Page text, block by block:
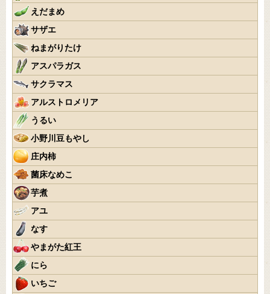
えだまめ
サザエ
ねまがりたけ
アスパラガス
サクラマス
アルストロメリア
うるい
小野川豆もやし
庄内柿
菌床なめこ
芋煮
アユ
なす
やまがた紅王
にら
いちご